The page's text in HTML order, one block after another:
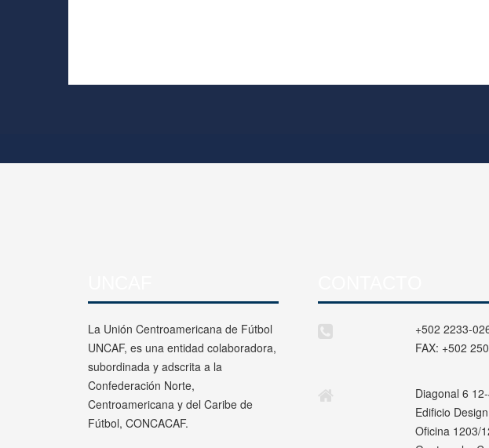
La Unión Centroamericana de Fútbol
UNCAF, es una entidad colaboradora,
subordinada y adscrita a la
Confederación Norte,
Centroamericana y del Caribe de
Fútbol, CONCACAF.
+502 2233-
FAX: +502
Diagonal 6
Edificio
Oficina 1203/